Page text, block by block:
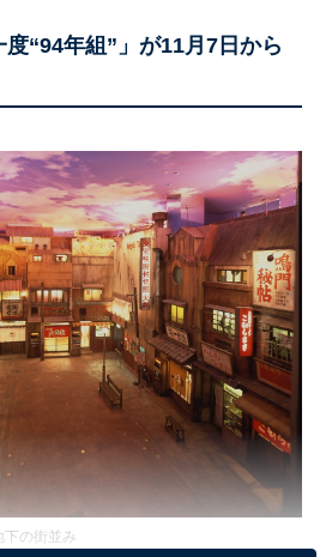
度“94年組”」が11月7日から
の街並み